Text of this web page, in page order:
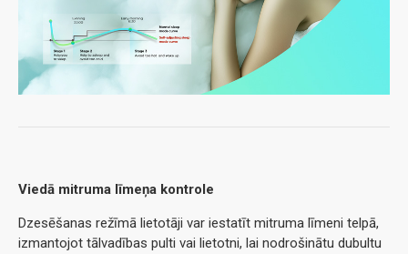
Viedā mitruma līmeņa kontrole
Dzesēšanas režīmā lietotāji var iestatīt mitruma līmeni telpā,
izmantojot tālvadības pulti vai lietotni, lai nodrošinātu dubultu